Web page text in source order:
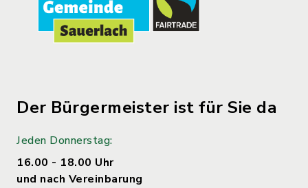
Der Bürgermeister ist für Sie da
Jeden Donnerstag:
16.00 - 18.00 Uhr
und nach Vereinbarung